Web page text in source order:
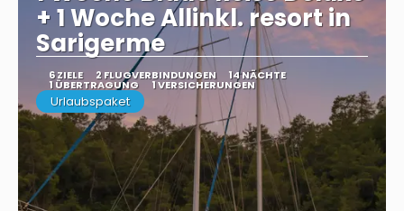
+ 1 Woche Allinkl. resort in
Sarigerme
6 ZIELE 2 FLUGVERBINDUNGEN 14 NÄCHTE
1 ÜBERTRAGUNG 1 VERSICHERUNGEN
Urlaubspaket